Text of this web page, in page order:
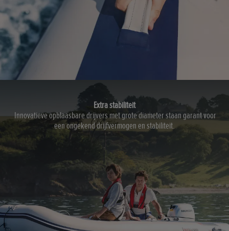
Extra stabiliteit
Innovatieve opblaasbare drijvers met grote diameter staan garant voor
een ongekend drijfvermogen en stabiliteit.